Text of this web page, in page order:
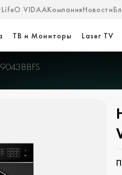
О VIDAAКомпанияНовости
ТВ и Мониторы Laser TV